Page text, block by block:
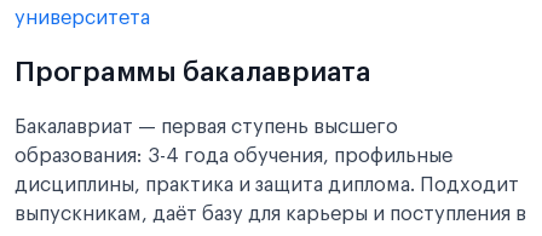
университета
Программы бакалавриата
Бакалавриат — первая ступень высшего
образования: 3-4 года обучения, профильные
дисциплины, практика и защита диплома. Подходит
выпускникам, даёт базу для карьеры и поступления в